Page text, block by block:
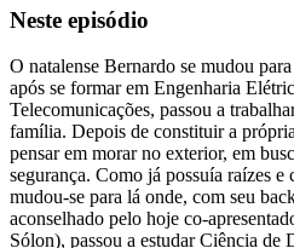
Neste episódio
O natalense Bernardo se mudou
após se formar em Engenharia
Telecomunicações, passou a
família. Depois de constituir a
pensar em morar no exterior, em
segurança. Como já possuía raízes e
mudou-se para lá onde, com seu
aconselhado pelo hoje co-
Sólon), passou a estudar Ciência de